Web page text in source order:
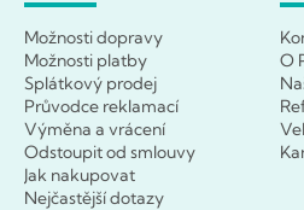
Možnosti dopravy
Možnosti platby
Splátkový prodej
Průvodce reklamací
Výměna a vrácení
Odstoupit od smlouvy
Jak nakupovat
Nejčastější dotazy
O